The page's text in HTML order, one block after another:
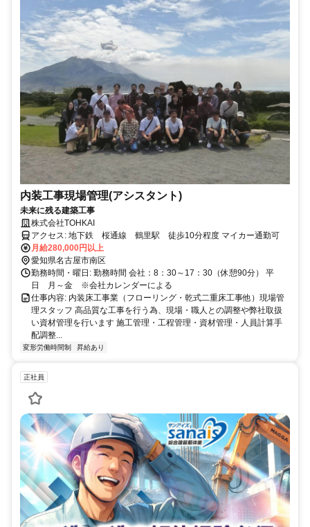
内装工事現場管理(アシスタント)
未来に残る建築工事
株式会社TOHKAI
アクセス: 地下鉄 桜通線 鶴里駅 徒歩10分程度 マイカー通勤可
月給280,000円以上
愛知県名古屋市南区
勤務時間・曜日: 勤務時間 会社：8：30～17：30（休憩90分） 平
日 月～金 ※会社カレンダーによる
仕事内容: 内装床工事業（フローリング・乾式二重床工事他）現場管
理スタッフ 高品質な工事を行う為、現場・職人との調整や弊社取扱
い資材管理を行います 施工管理・工程管理・資材管理・人員計算手
配調整...
変形労働時間制 昇給あり
正社員